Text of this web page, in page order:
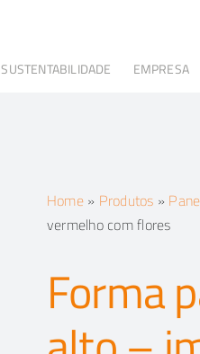
SUSTENTABILIDADE EMPRESA
Home» Produtos »
vermelho com flores
Forma